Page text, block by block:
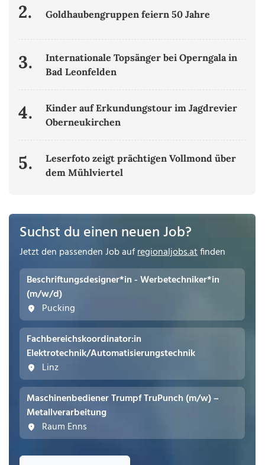
2. Goldhaubengruppen feiern 50 Jahre
3.
Internationale Topsänger bei Operngala in
Bad Leonfelden
4.
Kinder auf Erkundungstour im Jagdrevier
Oberneukirchen
5.
Leserfoto zeigt prächtigen Vollmond über
dem Mühlviertel
Suchst du einen neuen Job?
Jetzt den passenden Job aufregionaljobs.atfinden
Beschriftungsdesigner*in - Werbetechniker*in
(m/w/d)
Pucking
Fachbereichskoordinator:in
Elektrotechnik/Automatisierungstechnik
Linz
Maschinenbediener Trumpf TruPunch (m/w) –
Metallverarbeitung
Raum Enns